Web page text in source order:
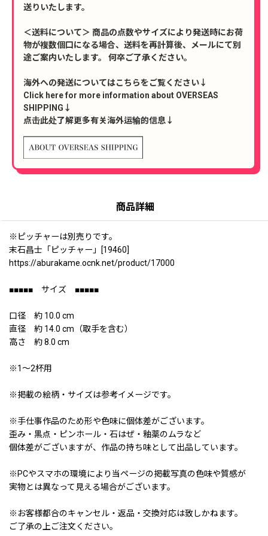
送りいたします。
＜送料について＞ 商品の点数やサイズにより発送時にお荷
物が複数個口になる場合、送料を再計算後、メールにて別
途ご案内いたします。 何卒ご了承ください。
海外への発送についてはこちらをご覧ください↓
Click here for more information about OVERSEAS
SHIPPING↓
点击此处了解更多有关海外运输的信息↓
商品詳細
※ピッチャーは別売りです。
末石昌士「ピッチャー」[19460]
https://aburakame.ocnk.net/product/17000
■■■■■ サイズ ■■■■■
口径 約 10.0 cm
直径 約 14.0 cm（取手を含む）
高さ 約 8.0 cm
※1〜2杯用
※掲載の絵柄・サイズは参考イメージです。
※手仕事作品のため形や色味に個体差がございます。
歪み・黒点・ピンホール・石はぜ・釉薬のムラなど
個体差がございますが、作品の持ち味として出品しています。
※PCやスマホの環境により当ページの掲載写真の色味や質感が
実物とは異なって見える場合がございます。
※お客様都合のキャンセル・返品・交換対応は致しかねます。
ご了承の上ご注文ください。